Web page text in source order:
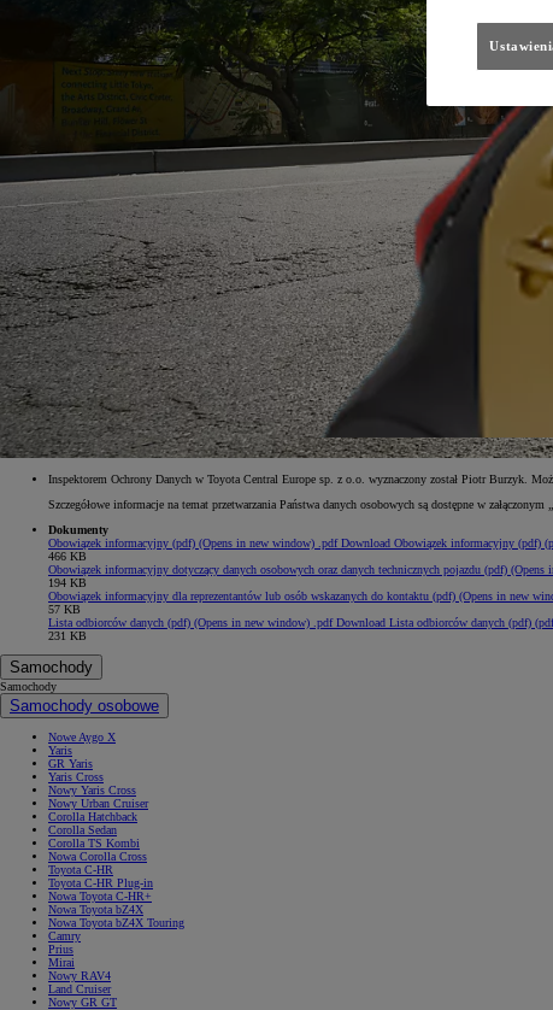
Inspektorem Ochrony Danych w Toyota Central Europe sp. z o.o. wyznaczony został Piotr Burzyk.
Szczegółowe informacje na temat przetwarzania Państwa danych osobowych są dostępne w
Dokumenty
Obowiązek informacyjny (pdf) (Opens in new window) .pdfDownload Obowiązek informacyjny (pdf)
466 KB
Obowiązek informacyjny dotyczący danych osobowych oraz danych technicznych pojazdu (pdf) (Opens
194 KB
Obowiązek informacyjny dla reprezentantów lub osób wskazanych do kontaktu (pdf) (Opens in new
57 KB
Lista odbiorców danych (pdf) (Opens in new window) .pdfDownload Lista odbiorców danych (pdf)
231 KB
Samochody
Samochody
Samochody osobowe
Nowe Aygo X
Yaris
GR Yaris
Yaris Cross
Nowy Yaris Cross
Nowy Urban Cruiser
Corolla Hatchback
Corolla Sedan
Corolla TS Kombi
Nowa Corolla Cross
Toyota C-HR
Toyota C-HR Plug-in
Nowa Toyota C-HR+
Nowa Toyota bZ4X
Nowa Toyota bZ4X Touring
Camry
Prius
Mirai
Nowy RAV4
Land Cruiser
Nowy GR GT